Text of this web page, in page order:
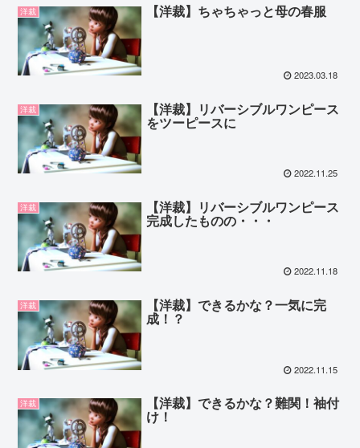
洋裁 【洋裁】ちゃちゃっと母の春服
2023.03.18
洋裁 【洋裁】リバーシブルワンピース
をツーピースに
2022.11.25
洋裁 【洋裁】リバーシブルワンピース
完成したものの・・・
2022.11.18
洋裁 【洋裁】できるかな？一気に完
成！？
2022.11.15
洋裁 【洋裁】できるかな？難関！袖付
け！